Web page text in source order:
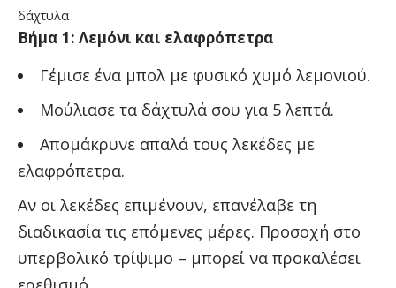
δάχτυλα
Βήμα 1: Λεμόνι και ελαφρόπετρα
Γέμισε ένα μπολ με φυσικό χυμό λεμονιού.
Μούλιασε τα δάχτυλά σου για 5 λεπτά.
Απομάκρυνε απαλά τους λεκέδες με
ελαφρόπετρα.
Αν οι λεκέδες επιμένουν, επανέλαβε τη
διαδικασία τις επόμενες μέρες. Προσοχή στο
υπερβολικό τρίψιμο – μπορεί να προκαλέσει